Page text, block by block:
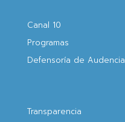
Canal 10
Programas
Defensoría de Audencia
Transparencia